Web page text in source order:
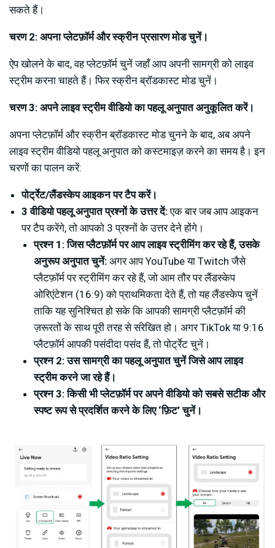
सकते हैं।
चरण 2: अपना प्लेटफ़ॉर्म और स्क्रीन प्रसारण मोड चुनें।
ऐप खोलने के बाद, वह प्लेटफ़ॉर्म चुनें जहाँ आप अपनी सामग्री को लाइव
स्ट्रीम करना चाहते हैं। फिर स्क्रीन ब्रॉडकास्ट मोड चुनें।
चरण 3: अपने लाइव स्ट्रीम वीडियो का पहलू अनुपात अनुकूलित करें।
अपना प्लेटफ़ॉर्म और स्क्रीन ब्रॉडकास्ट मोड चुनने के बाद, अब अपने
लाइव स्ट्रीम वीडियो पहलू अनुपात को कस्टमाइज़ करने का समय है। इन
चरणों का पालन करें:
पोर्ट्रेट/लैंडस्केप आइकन पर टैप करें।
3 वीडियो पहलू अनुपात प्रश्नों के उत्तर दें:एक बार जब आप आइकन
पर टैप करेंगे, तो आपको 3 प्रश्नों के उत्तर देने होंगे।
प्रश्न 1: जिस प्लैटफ़ॉर्म पर आप लाइव स्ट्रीमिंग कर रहे हैं, उसके
अनुरूप अनुपात चुनें: अगर आप YouTube या Twitch जैसे
प्लैटफ़ॉर्म पर स्ट्रीमिंग कर रहे हैं, जो आम तौर पर लैंडस्केप
ओरिएंटेशन (16:9) को प्राथमिकता देते हैं, तो यह लैंडस्केप चुनें
ताकि यह सुनिश्चित हो सके कि आपकी सामग्री प्लैटफ़ॉर्म की
ज़रूरतों के साथ पूरी तरह से संरेखित हो। अगर TikTok या 9:16
प्लैटफ़ॉर्म आपकी पसंदीदा पसंद हैं, तो पोर्ट्रेट चुनें।
प्रश्न 2: उस सामग्री का पहलू अनुपात चुनें जिसे आप लाइव
स्ट्रीम करने जा रहे हैं।
प्रश्न 3: किसी भी प्लेटफ़ॉर्म पर अपने वीडियो को सबसे सटीक और
स्पष्ट रूप से प्रदर्शित करने के लिए ‘फ़िट’ चुनें।